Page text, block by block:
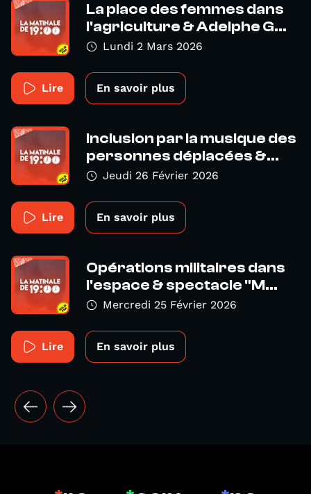
La place des femmes dans
l'agriculture & Adelphe G...
Lundi 2 Mars 2026
Lire En savoir plus
Inclusion par la musique des
personnes déplacées &...
Jeudi 26 Février 2026
Lire En savoir plus
Opérations militaires dans
l'espace & spectacle "M...
Mercredi 25 Février 2026
Lire En savoir plus